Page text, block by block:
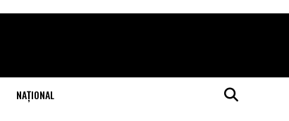
NAŢIONAL